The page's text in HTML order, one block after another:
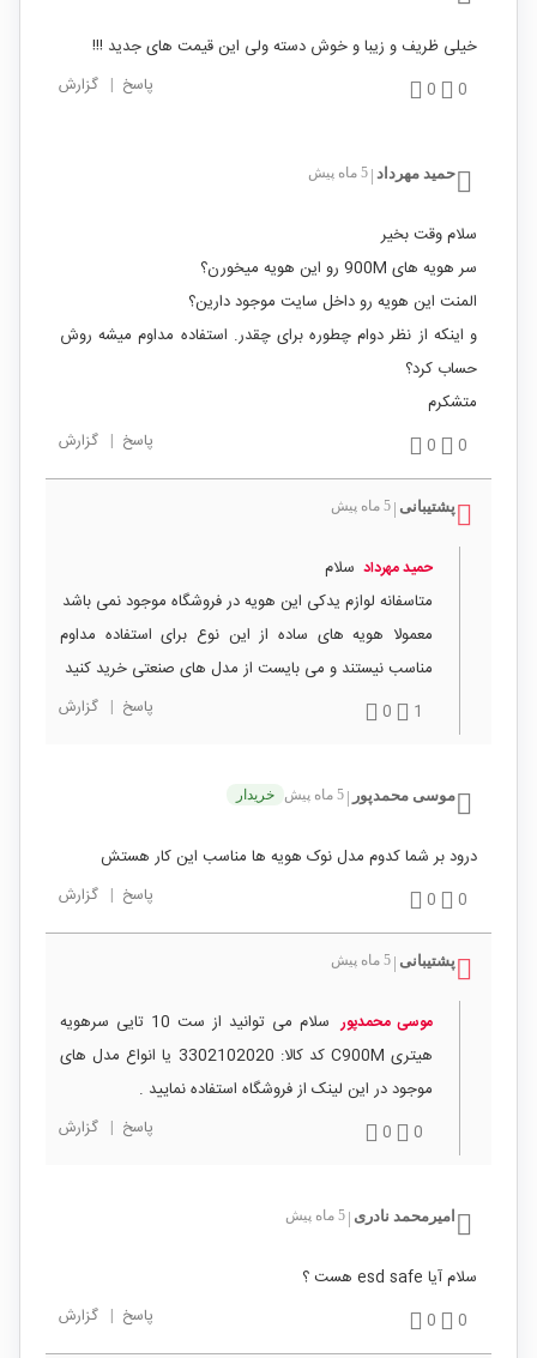
خیلی ظریف و زیبا و خوش دسته ولی این قیمت های جدید !!!
0
0 پاسخ | گزارش
حمید مهرداد | 5 ماه پیش
سلام وقت بخیر
سر هویه های 900M رو این هویه میخورن؟
المنت این هویه رو داخل سایت موجود دارین؟
و اینکه از نظر دوام چطوره برای چقدر. استفاده مداوم میشه روش
حساب کرد؟
متشکرم
0
0 پاسخ | گزارش
پشتیبانی | 5 ماه پیش
حمید مهرداد سلام
متاسفانه لوازم یدکی این هویه در فروشگاه موجود نمی باشد
معمولا هویه های ساده از این نوع برای استفاده مداوم
مناسب نیستند و می بایست از مدل های صنعتی خرید کنید
1
0 پاسخ | گزارش
موسی محمدپور | 5 ماه پیش خریدار
درود بر شما کدوم مدل نوک هویه ها مناسب این کار هستش
0
0 پاسخ | گزارش
پشتیبانی | 5 ماه پیش
موسی محمدپور
سلام می توانید از ست 10 تایی سرهویه
هیتری C900M کد کالا: 3302102020 یا انواع مدل های
موجود در این لینک از فروشگاه استفاده نمایید .
0
0 پاسخ | گزارش
امیرمحمد نادری | 5 ماه پیش
سلام آیا esd safe هست ؟
0
0 پاسخ | گزارش